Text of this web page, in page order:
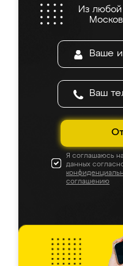
Из
Я соглашаюсь
данных
соглашению